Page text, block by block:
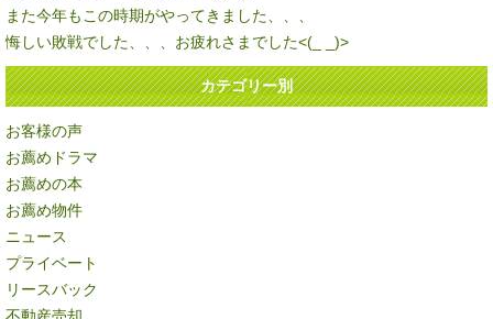
また今年もこの時期がやってきました、、、
悔しい敗戦でした、、、お疲れさまでした<(_ _)>
カテゴリー別
お客様の声
お薦めドラマ
お薦めの本
お薦め物件
ニュース
プライベート
リースバック